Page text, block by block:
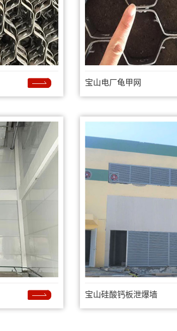
宝山电厂龟甲网
宝山硅酸钙板泄爆墙